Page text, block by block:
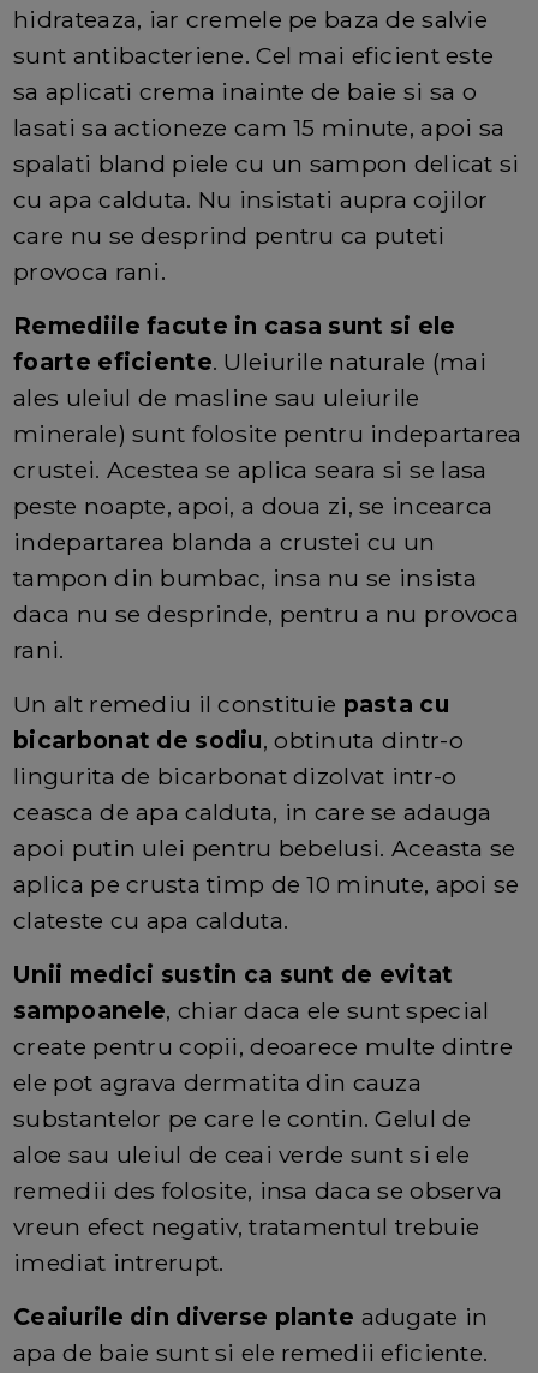
hidrateaza, iar cremele pe baza de salvie
sunt antibacteriene. Cel mai eficient este
sa aplicati crema inainte de baie si sa o
lasati sa actioneze cam 15 minute, apoi sa
spalati bland piele cu un sampon delicat si
cu apa calduta. Nu insistati aupra cojilor
care nu se desprind pentru ca puteti
provoca rani.
Remediile facute in casa sunt si ele
foarte eficiente. Uleiurile naturale (mai
ales uleiul de masline sau uleiurile
minerale) sunt folosite pentru indepartarea
crustei. Acestea se aplica seara si se lasa
peste noapte, apoi, a doua zi, se incearca
indepartarea blanda a crustei cu un
tampon din bumbac, insa nu se insista
daca nu se desprinde, pentru a nu provoca
rani.
Un alt remediu il constituie pasta cu
bicarbonat de sodiu, obtinuta dintr-o
lingurita de bicarbonat dizolvat intr-o
ceasca de apa calduta, in care se adauga
apoi putin ulei pentru bebelusi. Aceasta se
aplica pe crusta timp de 10 minute, apoi se
clateste cu apa calduta.
Unii medici sustin ca sunt de evitat
sampoanele, chiar daca ele sunt special
create pentru copii, deoarece multe dintre
ele pot agrava dermatita din cauza
substantelor pe care le contin. Gelul de
aloe sau uleiul de ceai verde sunt si ele
remedii des folosite, insa daca se observa
vreun efect negativ, tratamentul trebuie
imediat intrerupt.
Ceaiurile din diverse plante adugate in
apa de baie sunt si ele remedii eficiente.